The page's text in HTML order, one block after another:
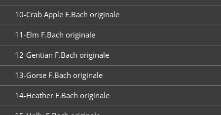
10-Crab Apple F.Bach originale
11-Elm F.Bach originale
12-Gentian F.Bach originale
13-Gorse F.Bach originale
14-Heather F.Bach originale